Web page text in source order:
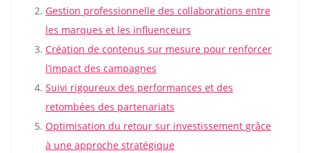
Gestion professionnelle des collaborations entre
les marques et les influenceurs
Création de contenus sur mesure pour renforcer
l’impact des campagnes
Suivi rigoureux des performances et des
retombées des partenariats
Optimisation du retour sur investissement grâce
à une approche stratégique